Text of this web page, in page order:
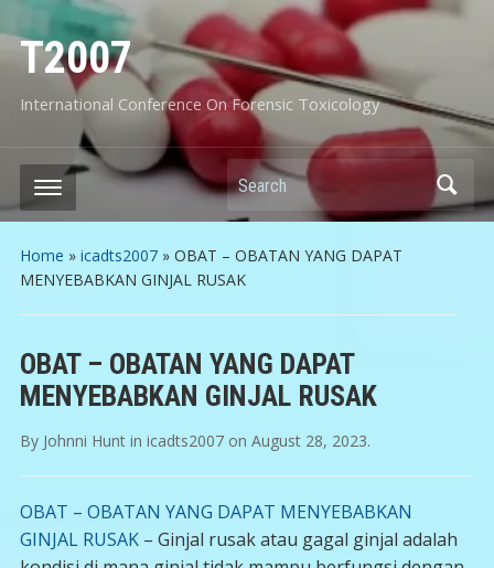
T2007
International Conference On Forensic Toxicology
Search
Home » icadts2007» OBAT – OBATAN YANG DAPAT
MENYEBABKAN GINJAL RUSAK
OBAT – OBATAN YANG DAPAT
MENYEBABKAN GINJAL RUSAK
By Johnni Hunt in icadts2007on August 28, 2023.
OBAT – OBATAN YANG DAPAT MENYEBABKAN
GINJAL RUSAK– Ginjal rusak atau gagal ginjal adalah